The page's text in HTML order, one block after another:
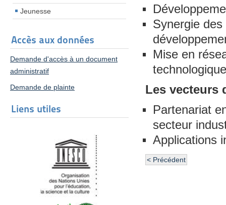
Jeunesse
Accès aux données
Demande d'accès à un document
administratif
Demande de plainte
Liens utiles
Synergie
Mise en
Les vecteurs
Partenariat
secteur
Applications
< Précédent